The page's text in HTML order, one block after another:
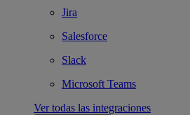
Jira
Salesforce
Slack
Microsoft Teams
Ver todas las integraciones